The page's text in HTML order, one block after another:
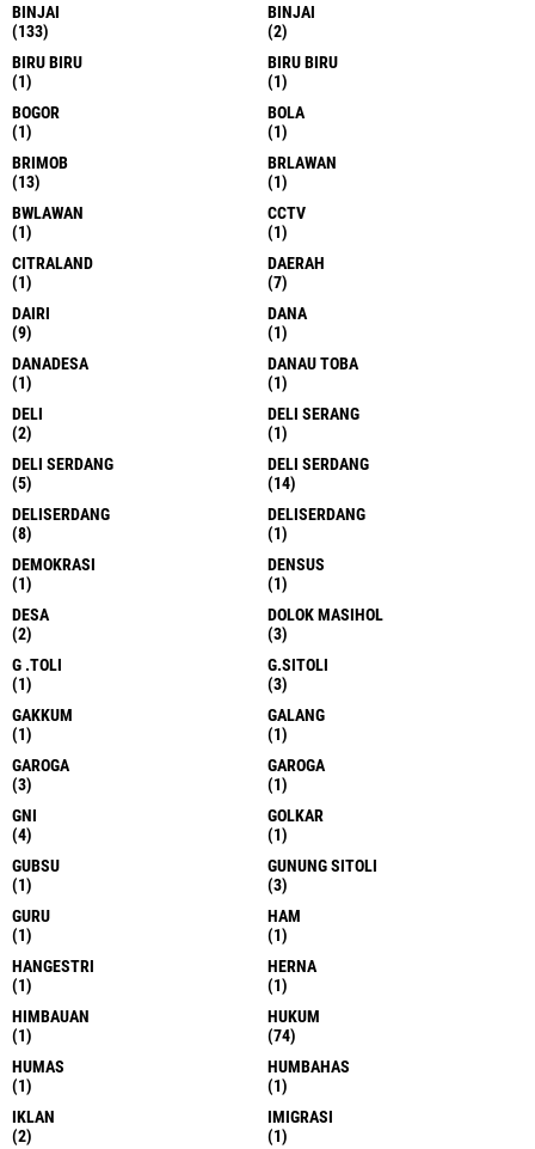
BINJAI
(133)
BINJAI
(2)
BIRU BIRU
(1)
BIRU BIRU
(1)
BOGOR
(1)
BOLA
(1)
BRIMOB
(13)
BRLAWAN
(1)
BWLAWAN
(1)
CCTV
(1)
CITRALAND
(1)
DAERAH
(7)
DAIRI
(9)
DANA
(1)
DANADESA
(1)
DANAU TOBA
(1)
DELI
(2)
DELI SERANG
(1)
DELI SERDANG
(5)
DELI SERDANG
(14)
DELISERDANG
(8)
DELISERDANG
(1)
DEMOKRASI
(1)
DENSUS
(1)
DESA
(2)
DOLOK MASIHOL
(3)
G .TOLI
(1)
G.SITOLI
(3)
GAKKUM
(1)
GALANG
(1)
GAROGA
(3)
GAROGA
(1)
GNI
(4)
GOLKAR
(1)
GUBSU
(1)
GUNUNG SITOLI
(3)
GURU
(1)
HAM
(1)
HANGESTRI
(1)
HERNA
(1)
HIMBAUAN
(1)
HUKUM
(74)
HUMAS
(1)
HUMBAHAS
(1)
IKLAN
(2)
IMIGRASI
(1)